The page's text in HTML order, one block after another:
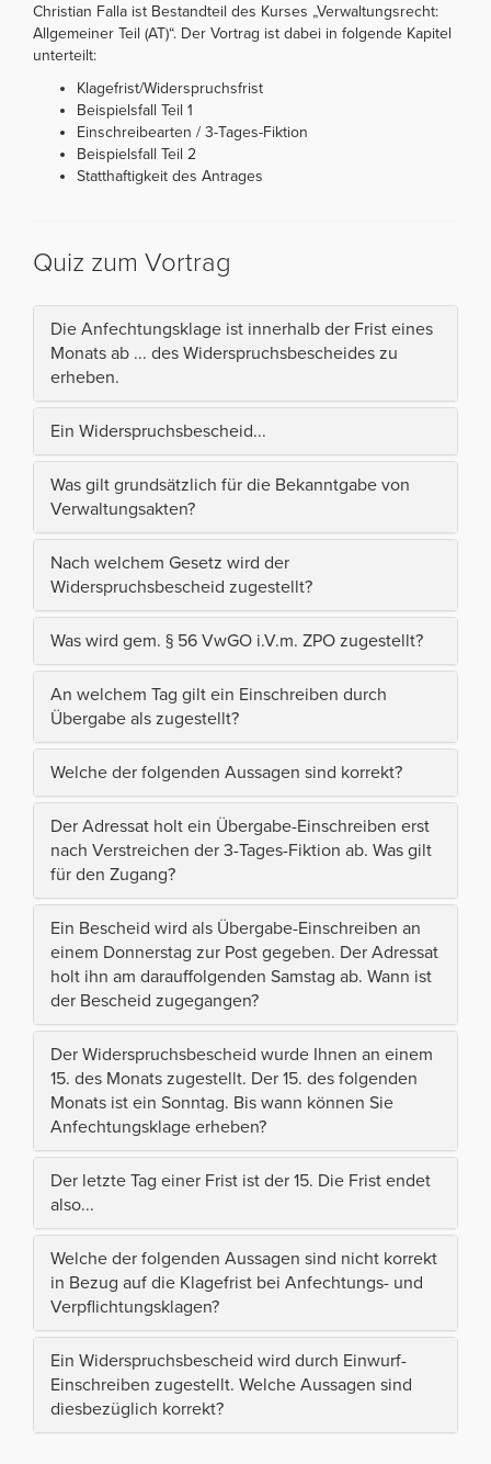
Christian Falla ist Bestandteil des Kurses „Verwaltungsrecht:
Allgemeiner Teil (AT)“. Der Vortrag ist dabei in folgende Kapitel
unterteilt:
Klagefrist/Widerspruchsfrist
Beispielsfall Teil 1
Einschreibearten / 3-Tages-Fiktion
Beispielsfall Teil 2
Statthaftigkeit des Antrages
Quiz zum Vortrag
Die Anfechtungsklage ist innerhalb der Frist eines
Monats ab ... des Widerspruchsbescheides zu
erheben.
Ein Widerspruchsbescheid...
Was gilt grundsätzlich für die Bekanntgabe von
Verwaltungsakten?
Nach welchem Gesetz wird der
Widerspruchsbescheid zugestellt?
Was wird gem. § 56 VwGO i.V.m. ZPO zugestellt?
An welchem Tag gilt ein Einschreiben durch
Übergabe als zugestellt?
Welche der folgenden Aussagen sind korrekt?
Der Adressat holt ein Übergabe-Einschreiben erst
nach Verstreichen der 3-Tages-Fiktion ab. Was gilt
für den Zugang?
Ein Bescheid wird als Übergabe-Einschreiben an
einem Donnerstag zur Post gegeben. Der Adressat
holt ihn am darauffolgenden Samstag ab. Wann ist
der Bescheid zugegangen?
Der Widerspruchsbescheid wurde Ihnen an einem
15. des Monats zugestellt. Der 15. des folgenden
Monats ist ein Sonntag. Bis wann können Sie
Anfechtungsklage erheben?
Der letzte Tag einer Frist ist der 15. Die Frist endet
also...
Welche der folgenden Aussagen sind nicht korrekt
in Bezug auf die Klagefrist bei Anfechtungs- und
Verpflichtungsklagen?
Ein Widerspruchsbescheid wird durch Einwurf-
Einschreiben zugestellt. Welche Aussagen sind
diesbezüglich korrekt?